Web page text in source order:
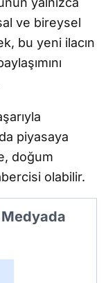
ve bireysel
bu yeni ilacın
piyasaya
doğum
olabilir.